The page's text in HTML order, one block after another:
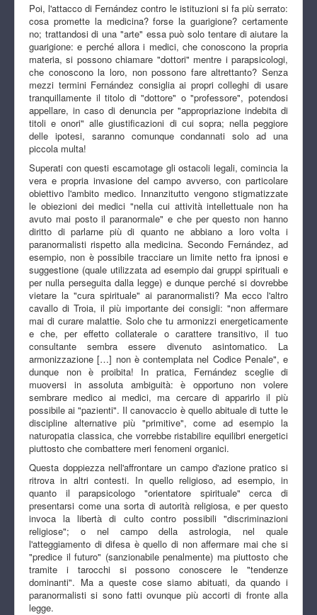
Poi, l'attacco di Fernández contro le istituzioni si fa più serrato:
cosa promette la medicina? forse la guarigione? certamente
no; trattandosi di una "arte" essa può solo tentare di aiutare la
guarigione: e perché allora i medici, che conoscono la propria
materia, si possono chiamare "dottori" mentre i parapsicologi,
che conoscono la loro, non possono fare altrettanto? Senza
mezzi termini Fernández consiglia ai propri colleghi di usare
tranquillamente il titolo di "dottore" o "professore", potendosi
appellare, in caso di denuncia per "appropriazione indebita di
titoli e onori" alle giustificazioni di cui sopra; nella peggiore
delle ipotesi, saranno comunque condannati solo ad una
piccola multa!
Superati con questi escamotage gli ostacoli legali, comincia la
vera e propria invasione del campo avverso, con particolare
obiettivo l'ambito medico. Innanzitutto vengono stigmatizzate
le obiezioni dei medici "nella cui attività intellettuale non ha
avuto mai posto il paranormale" e che per questo non hanno
diritto di parlarne più di quanto ne abbiano a loro volta i
paranormalisti rispetto alla medicina. Secondo Fernández, ad
esempio, non è possibile tracciare un limite netto fra ipnosi e
suggestione (quale utilizzata ad esempio dai gruppi spirituali e
per nulla perseguita dalla legge) e dunque perché si dovrebbe
vietare la "cura spirituale" ai paranormalisti? Ma ecco l'altro
cavallo di Troia, il più importante dei consigli: "non affermare
mai di curare malattie. Solo che tu armonizzi energeticamente
e che, per effetto collaterale o carattere transitivo, il tuo
consultante sembra essere divenuto asintomatico. La
armonizzazione […] non è contemplata nel Codice Penale", e
dunque non è proibita! In pratica, Fernández sceglie di
muoversi in assoluta ambiguità: è opportuno non volere
sembrare medico ai medici, ma cercare di apparirlo il più
possibile ai "pazienti". Il canovaccio è quello abituale di tutte le
discipline alternative più "primitive", come ad esempio la
naturopatia classica, che vorrebbe ristabilire equilibri energetici
piuttosto che combattere meri fenomeni organici.
Questa doppiezza nell'affrontare un campo d'azione pratico si
ritrova in altri contesti. In quello religioso, ad esempio, in
quanto il parapsicologo "orientatore spirituale" cerca di
presentarsi come una sorta di autorità religiosa, e per questo
invoca la libertà di culto contro possibili "discriminazioni
religiose"; o nel campo della astrologia, nel quale
l'atteggiamento di difesa è quello di non affermare mai che si
"predice il futuro" (sanzionabile penalmente) ma piuttosto che
tramite i tarocchi si possono conoscere le "tendenze
dominanti". Ma a queste cose siamo abituati, da quando i
paranormalisti si sono fatti ovunque più accorti di fronte alla
legge.